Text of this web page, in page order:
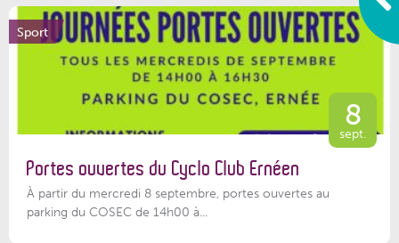
Sport
8
sept.
Portes ouvertes du Cyclo Club Ernéen
À partir du mercredi 8 septembre, portes ouvertes au
parking du COSEC de 14h00 à...